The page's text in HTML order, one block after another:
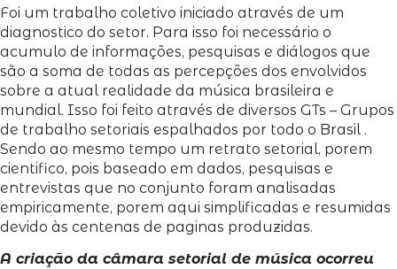
Foi um trabalho coletivo iniciado através de um
diagnostico do setor. Para isso foi necessário o
acumulo de informações, pesquisas e diálogos que
são a soma de todas as percepções dos envolvidos
sobre a atual realidade da música brasileira e
mundial. Isso foi feito através de diversos GTs – Grupos
de trabalho setoriais espalhados por todo o Brasil .
Sendo ao mesmo tempo um retrato setorial, porem
cientifico, pois baseado em dados, pesquisas e
entrevistas que no conjunto foram analisadas
empiricamente, porem aqui simplificadas e resumidas
devido às centenas de paginas produzidas.
A criação da câmara setorial de música ocorreu